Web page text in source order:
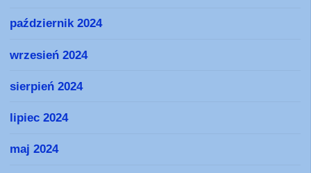
październik 2024
wrzesień 2024
sierpień 2024
lipiec 2024
maj 2024